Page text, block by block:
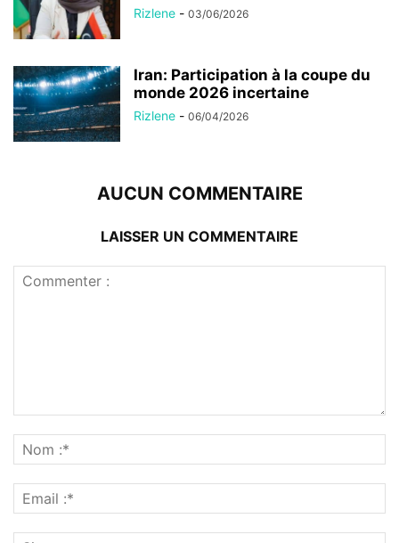
Rizlene - 03/06/2026
Iran: Participation à la coupe du
monde 2026 incertaine
Rizlene - 06/04/2026
AUCUN COMMENTAIRE
LAISSER UN COMMENTAIRE